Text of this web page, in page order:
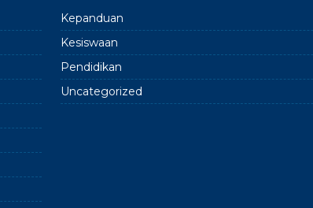
Kepanduan
Kesiswaan
Pendidikan
Uncategorized